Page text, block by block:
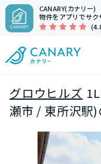
CANARY(カナリー)
物件をアプリでサク
グロウヒルズ
瀬市 / 東所沢駅